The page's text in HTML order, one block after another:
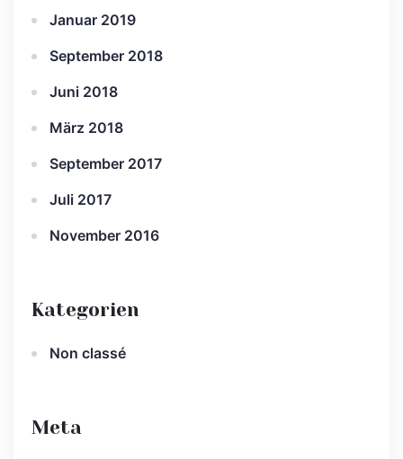
Januar 2019
September 2018
Juni 2018
März 2018
September 2017
Juli 2017
November 2016
Kategorien
Non classé
Meta